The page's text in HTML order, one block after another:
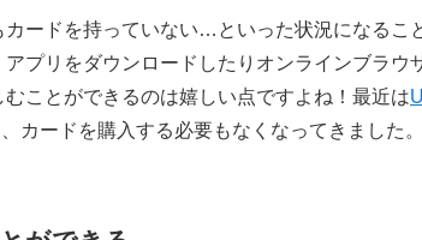
ードを持っていない…といった状況になるこ
プリをダウンロードしたりオンラインブラウ
ことができるのは嬉しい点ですよね！最近は
カードを購入する必要もなくなってきました。